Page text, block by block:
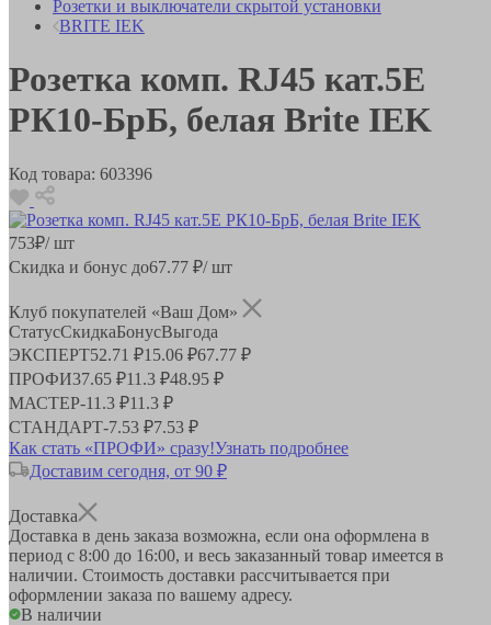
Розетки и выключатели скрытой установки
BRITE IEK
Розетка комп. RJ45 кат.5E
РК10-БрБ, белая Brite IEK
Код товара: 603396
753₽/ шт
Скидка и бонус до67.77 ₽/ шт
Клуб покупателей «Ваш Дом»
СтатусСкидкаБонусВыгода
ЭКСПЕРТ52.71 ₽15.06 ₽67.77 ₽
ПРОФИ37.65 ₽11.3 ₽48.95 ₽
МАСТЕР-11.3 ₽11.3 ₽
СТАНДАРТ-7.53 ₽7.53 ₽
Как стать «ПРОФИ» сразу!Узнать подробнее
Доставим сегодня, от 90 ₽
Доставка
Доставка в день заказа возможна, если она оформлена в
период с 8:00 до 16:00, и весь заказанный товар имеется в
наличии. Стоимость доставки рассчитывается при
оформлении заказа по вашему адресу.
В наличии